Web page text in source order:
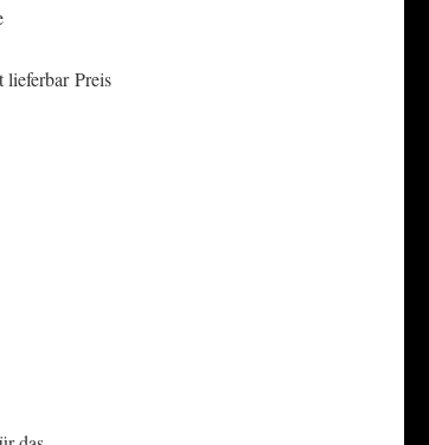
lieferbar Preis